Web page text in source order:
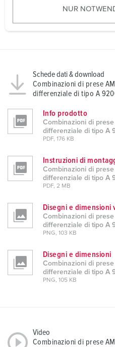
w
NUR
Schede dati & download
Combinazioni di prese
differenziale di tipo A
Info prodotto
Combinazioni di
differenziale di tipo A
PDF, 176 KB
Instruzioni di
Combinazioni di
differenziale di tipo A
PDF, 2 MB
Disegni e dimensioni
Combinazioni di
differenziale di tipo A
PNG, 103 KB
Disegni e dimensioni
Combinazioni di
differenziale di tipo A
PNG, 105 KB
Video
Combinazioni di prese